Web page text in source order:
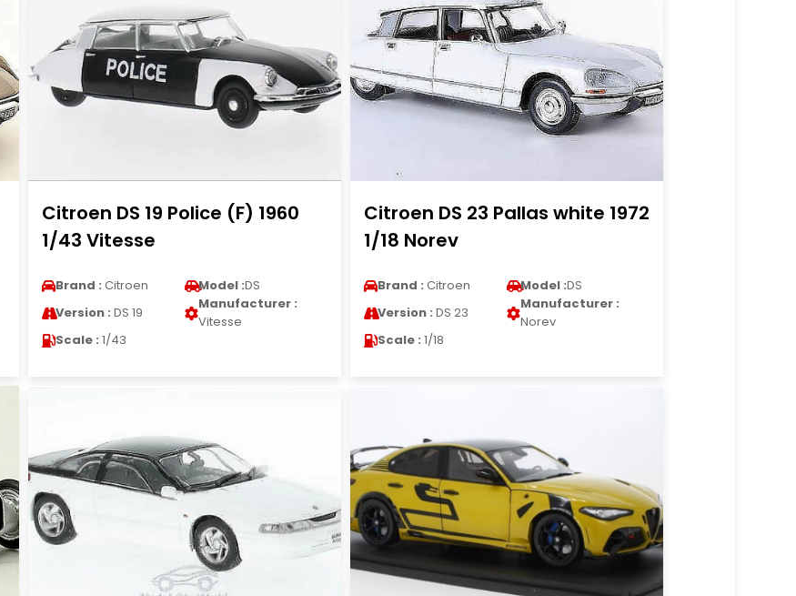
Citroen DS 19 Police (F) 1960
1/43 Vitesse
Brand : Citroen Model :DS
Version : DS 19
Manufacturer :
Vitesse
Scale : 1/43
Citroen DS 23 Pallas white 1972
1/18 Norev
Brand : Citroen Model :DS
Version : DS 23
Manufacturer :
Norev
Scale : 1/18